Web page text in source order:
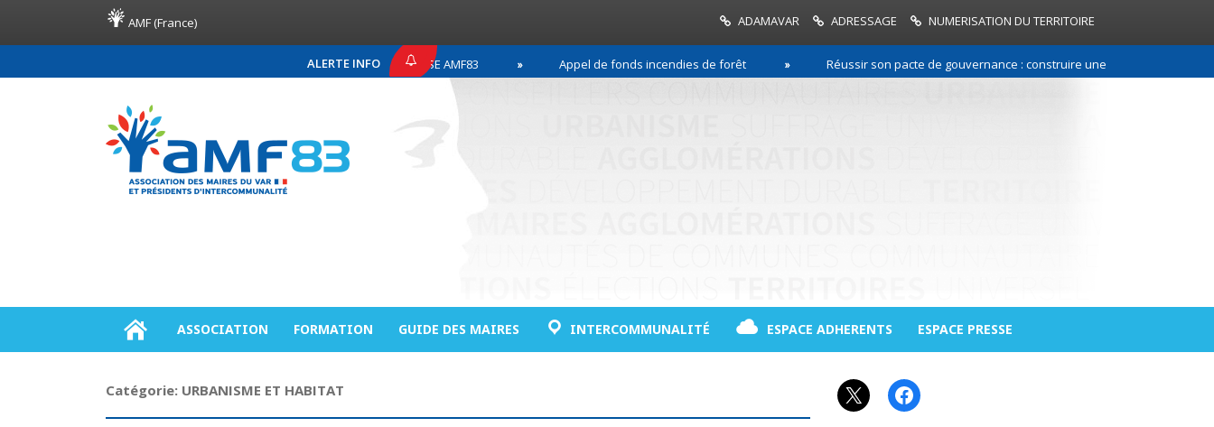
AMF (France) ADAMAVAR ADRESSAGE NUMERISATION DU TERRITOIRE
ALERTE INFO
COMMUNIQUÉ DE PRESSE AMF83 Appel de fonds incendies de forêt Réussir son pacte de gouvernance : construire une relation de confiance
ASSOCIATION FORMATION GUIDE DES MAIRES INTERCOMMUNALITÉ ESPACE ADHERENTS ESPACE PRESSE
Catégorie: URBANISME ET HABITAT X Facebook